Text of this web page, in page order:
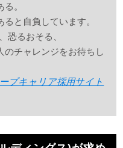
。
と自負しています。
恐るおそる、
のチャレンジをお待ちし
プキャリア採用サイト